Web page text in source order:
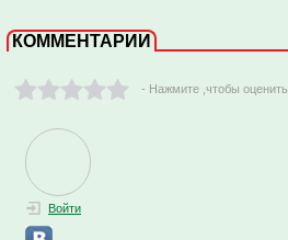
КОММЕНТАРИИ
- Нажмите ,чтобы оценить
Войти